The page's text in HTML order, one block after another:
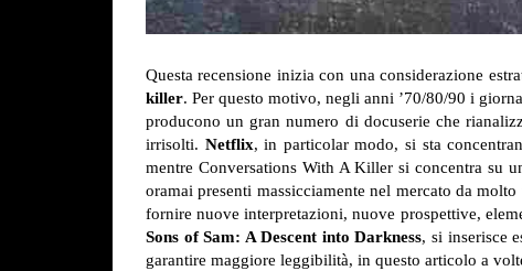
Questa recensione inizia con una considerazione
killer. Per questo motivo, negli anni ’70/80/90 i
producono un gran numero di docuserie che
irrisolti. Netflix, in particolar modo, si sta
mentre Conversations With A Killer si concentra su
oramai presenti massicciamente nel mercato da
fornire nuove interpretazioni, nuove prospettive,
Sons of Sam: A Descent into Darkness, si inserisce
garantire maggiore leggibilità, in questo articolo a